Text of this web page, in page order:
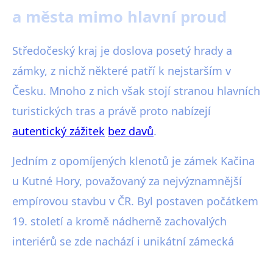
a města mimo hlavní proud
Středočeský kraj je doslova posetý hrady a
zámky, z nichž některé patří k nejstarším v
Česku. Mnoho z nich však stojí stranou hlavních
turistických tras a právě proto nabízejí
autentický zážitek bez davů.
Jedním z opomíjených klenotů je zámek Kačina
u Kutné Hory, považovaný za nejvýznamnější
empírovou stavbu v ČR. Byl postaven počátkem
19. století a kromě nádherně zachovalých
interiérů se zde nachází i unikátní zámecká